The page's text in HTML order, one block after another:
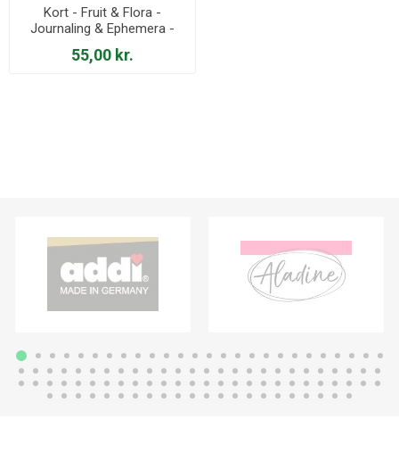
Kort - Fruit & Flora -
Journaling & Ephemera -
4502004
55,00 kr.